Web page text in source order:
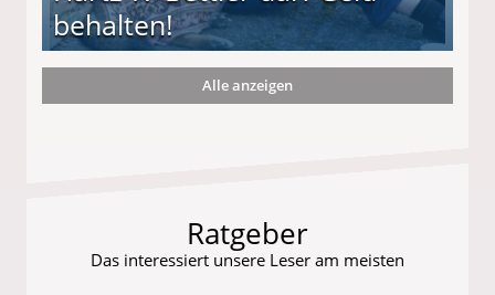
behalten!
darf Geld behalten!
Alle anzeigen
Ratgeber
Das interessiert unsere Leser am meisten